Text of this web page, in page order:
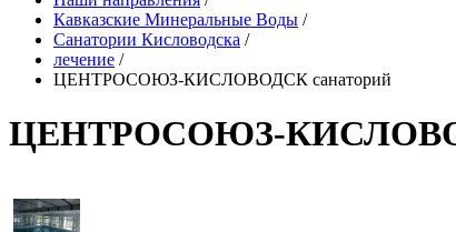
Кавказские Минеральные Воды /
Санатории Кисловодска /
лечение /
ЦЕНТРОСОЮЗ-КИСЛОВОДСК санаторий
ЦЕНТРОСОЮЗ-